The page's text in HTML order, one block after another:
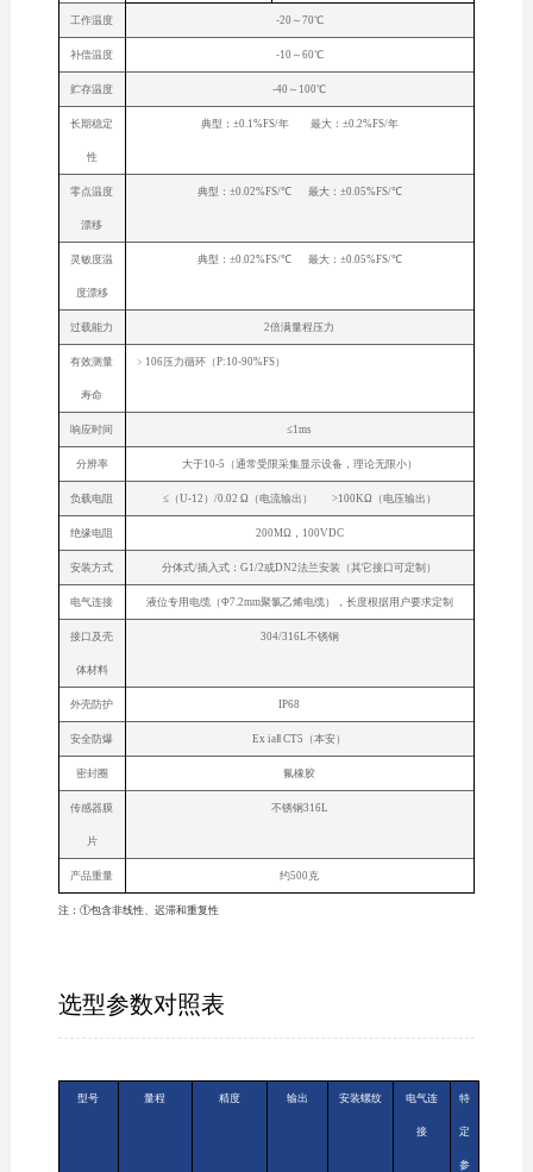
工作温度 -20～70℃
补偿温度 -10～60℃
贮存温度 -40～100℃
长期稳定
性
典型：±0.1%FS/年 最大：±0.2%FS/年
零点温度
漂移
典型：±0.02%FS/℃ 最大：±0.05%FS/℃
灵敏度温
度漂移
典型：±0.02%FS/℃ 最大：±0.05%FS/℃
过载能力 2倍满量程压力
有效测量
寿命
﹥106压力循环（P:10-90%FS）
响应时间 ≤1ms
分辨率 大于10-5（通常受限采集显示设备，理论无限小）
负载电阻 ≤（U-12）/0.02 Ω（电流输出） >100KΩ（电压输出）
绝缘电阻 200MΩ，100VDC
安装方式 分体式/插入式：G1/2或DN2法兰安装（其它接口可定制）
电气连接 液位专用电缆（Φ7.2mm聚氯乙烯电缆），长度根据用户要求定制
接口及壳
体材料
304/316L不锈钢
外壳防护 IP68
安全防爆 Ex iaⅡ CT5（本安）
密封圈 氟橡胶
传感器膜
片
不锈钢316L
产品重量 约500克
注：①包含非线性、迟滞和重复性
选型参数对照表
型号 量程 精度 输出 安装螺纹 电气连
接
特
定
参